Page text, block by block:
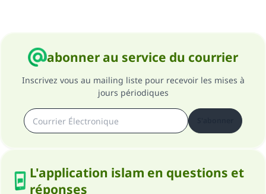
abonner au service du courrier
Inscrivez vous au mailing liste pour recevoir les mises à
jours périodiques
L'application islam en questions et
réponses